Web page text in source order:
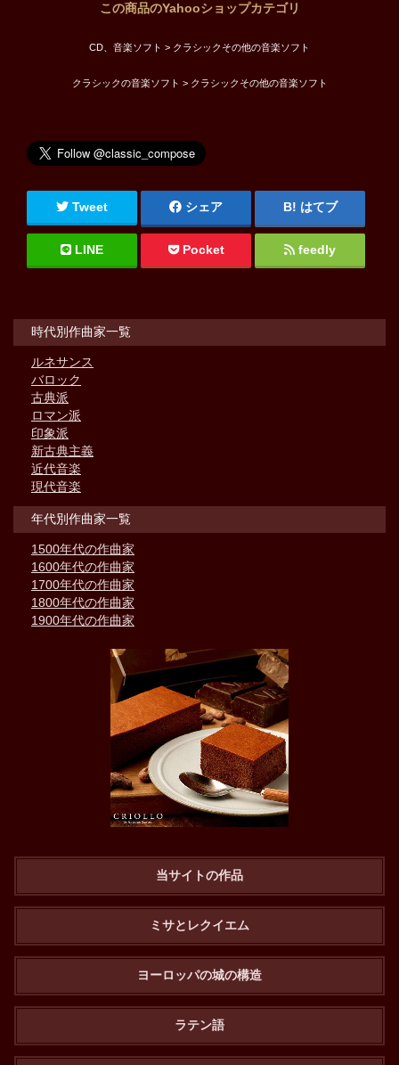
この商品のYahooショップカテゴリ
CD、音楽ソフト > クラシックその他の音楽ソフト
クラシックの音楽ソフト > クラシックその他の音楽ソフト
Tweet シェア はてブ
LINE Pocket feedly
時代別作曲家一覧
ルネサンス
バロック
古典派
ロマン派
印象派
新古典主義
近代音楽
現代音楽
年代別作曲家一覧
1500年代の作曲家
1600年代の作曲家
1700年代の作曲家
1800年代の作曲家
1900年代の作曲家
当サイトの作品
ミサとレクイエム
ヨーロッパの城の構造
ラテン語